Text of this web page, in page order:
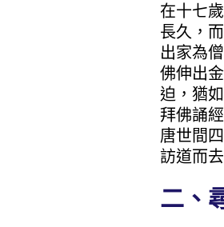
在十七
長久，
出家為
佛伸出
迫，猶
拜佛誦
唐世間
訪道而去
二、